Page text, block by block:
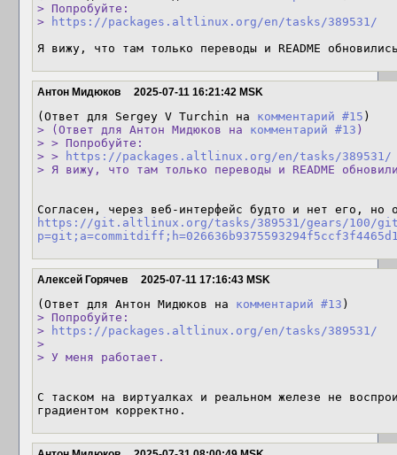
> Попробуйте:
>
https://packages.altlinux.org/en/tasks/389531/
Я вижу, что там только переводы и README
Антон Мидюков 2025-07-11 16:21:42 MSK
(Ответ для Sergey V Turchin на комментарий #15
> (Ответ для Антон Мидюков на комментарий #13 )
> > Попробуйте:
> >
https://packages.altlinux.org/en/tasks/389531/
> Я вижу, что там только переводы и README
https://git.altlinux.org/tasks/389531/gears/100/
Алексей Горячев 2025-07-11 17:16:43 MSK
(Ответ для Антон Мидюков на комментарий #13
> Попробуйте:
>
https://packages.altlinux.org/en/tasks/389531/
>
> У меня работает.
С таском на виртуалках и реальном железе не
градиентом корректно.